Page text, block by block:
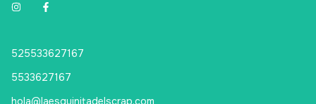
525533627167
5533627167
hola@laesquinitadelscrap.com